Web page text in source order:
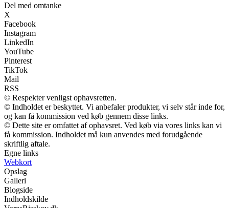
Del med omtanke
X
Facebook
Instagram
LinkedIn
YouTube
Pinterest
TikTok
Mail
RSS
© Respekter venligst ophavsretten.
© Indholdet er beskyttet. Vi anbefaler produkter, vi selv står inde for,
og kan få kommission ved køb gennem disse links.
© Dette site er omfattet af ophavsret. Ved køb via vores links kan vi
få kommission. Indholdet må kun anvendes med forudgående
skriftlig aftale.
Egne links
Webkort
Opslag
Galleri
Blogside
Indholdskilde